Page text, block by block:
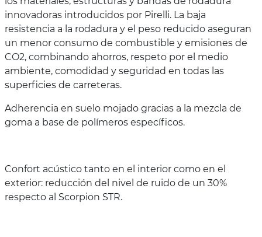
innovadoras introducidos por Pirelli. La baja
resistencia a la rodadura y el peso reducido aseguran
un menor consumo de combustible y emisiones de
CO2, combinando ahorros, respeto por el medio
ambiente, comodidad y seguridad en todas las
superficies de carreteras.
Adherencia en suelo mojado gracias a la mezcla de
goma a base de polímeros específicos.
Confort acústico tanto en el interior como en el
exterior: reducción del nivel de ruido de un 30%
respecto al Scorpion STR.